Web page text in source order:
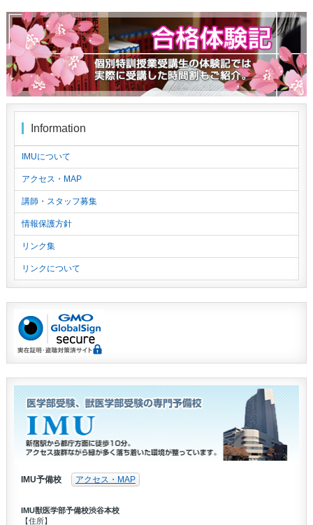
Information
IMUについて
アクセス・MAP
講師・スタッフ募集
情報保護方針
リンク集
リンクについて
IMU予備校 アクセス・MAP
IMU獣医学部予備校渋谷本校
【住所】